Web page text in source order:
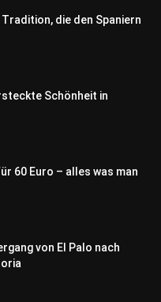
Tradition, die den Spaniern
Schönheit in
60 Euro – alles was man
von El Palo nach